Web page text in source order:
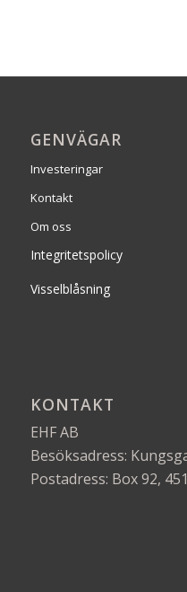
GENVÄGAR
Investeringar
Kontakt
Om oss
Integritetspolicy
Visselblåsning
KONTAKT
EHF AB
Besöksadress:
Postadress: Box 92,